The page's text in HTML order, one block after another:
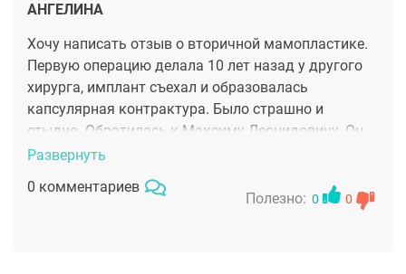
АНГЕЛИНА
Хочу написать отзыв о вторичной мамопластике.
Первую операцию делала 10 лет назад у другого
хирурга, имплант съехал и образовалась
капсулярная контрактура. Было страшно и
стыдно. Обратилась к Максиму Леонидовичу. Он
очень внимательно все посмотрел, успокоил,
главное - благодаря его пожизненой гарантии на
Развернуть
0 комментариев
Полезно: 0 0